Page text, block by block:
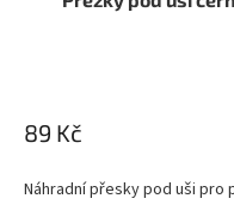
89 Kč
Náhradní přesky pod uši pro